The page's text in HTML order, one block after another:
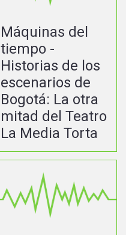
Máquinas del
tiempo -
Historias de los
escenarios de
Bogotá: La otra
mitad del Teatro
La Media Torta